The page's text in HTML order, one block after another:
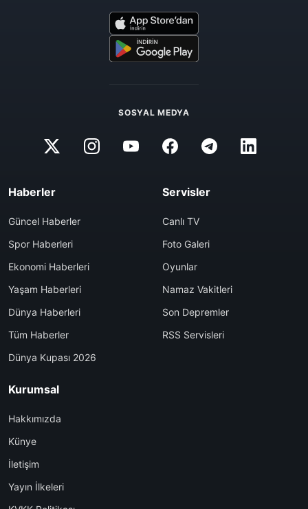
SOSYAL MEDYA
Haberler
Güncel Haberler
Spor Haberleri
Ekonomi Haberleri
Yaşam Haberleri
Dünya Haberleri
Tüm Haberler
Dünya Kupası 2026
Servisler
Canlı TV
Foto Galeri
Oyunlar
Namaz Vakitleri
Son Depremler
RSS Servisleri
Kurumsal
Hakkımızda
Künye
İletişim
Yayın İlkeleri